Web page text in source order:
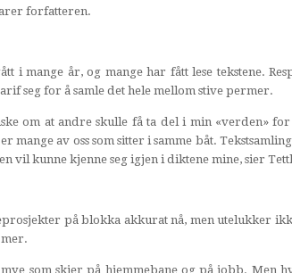
forfatteren.
i mange år, og mange har fått lese tekstene.
seg for å samle det hele mellom stive permer.
om at andre skulle få ta del i min «verden»
mange av oss som sitter i samme båt.
vil kunne kjenne seg igjen i diktene mine, sier
på blokka akkurat nå, men utelukker
som skjer på hjemmebane og på jobb. Men